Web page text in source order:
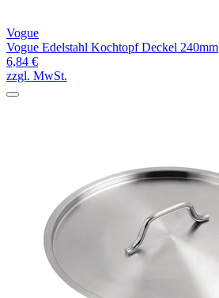
Vogue
Vogue Edelstahl Kochtopf Deckel 240mm
6,84 €
zzgl. MwSt.